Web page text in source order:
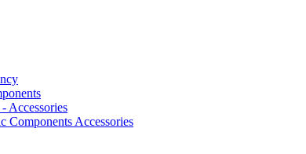
Accessories
Components Accessories